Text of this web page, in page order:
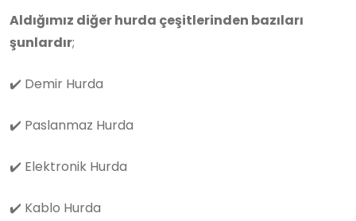
Aldığımız diğer hurda çeşitlerinden bazıları
şunlardır;
✔️ Demir Hurda
✔️ Paslanmaz Hurda
✔️ Elektronik Hurda
✔️ Kablo Hurda